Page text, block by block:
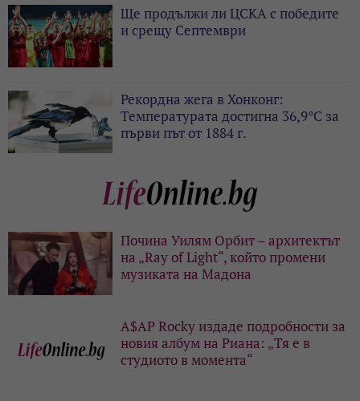
Ще продължи ли ЦСКА с победите
и срещу Септември
Рекордна жега в Хонконг:
Температурата достигна 36,9°C за
първи път от 1884 г.
Почина Уилям Орбит – архитектът
на „Ray of Light“, който промени
музиката на Мадона
A$AP Rocky издаде подробности за
новия албум на Риана: „Тя е в
студиото в момента“